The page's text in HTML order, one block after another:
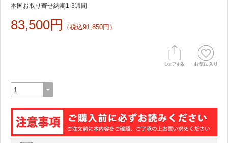
本国お取り寄せ納期1-3週間
83,500円 （税込91,850円）